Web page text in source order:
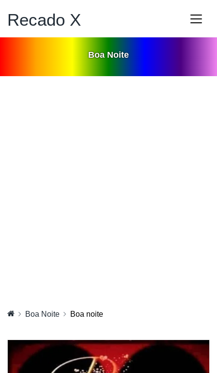
Recado X
Boa Noite
Boa Noite Boa noite